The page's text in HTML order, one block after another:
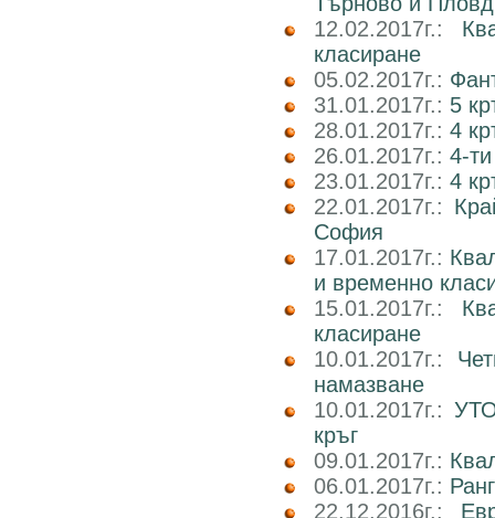
12.02.2017г.:
класиране
05.02.2017г.:
31.01.2017г.: 5
28.01.2017г.: 4
26.01.2017г.: 4-
23.01.2017г.: 4
22.01.2017г.:
София
17.01.2017г.:
и временно
15.01.2017г.:
класиране
10.01.2017г.:
намазване
10.01.2017г.:
кръг
09.01.2017г.:
06.01.2017г.:
22.12.2016г.: